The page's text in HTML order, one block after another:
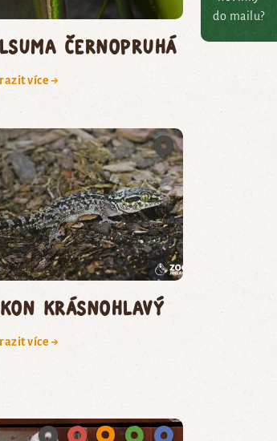
do mailu?
černopruhá
více →
krásnohlavý
více →